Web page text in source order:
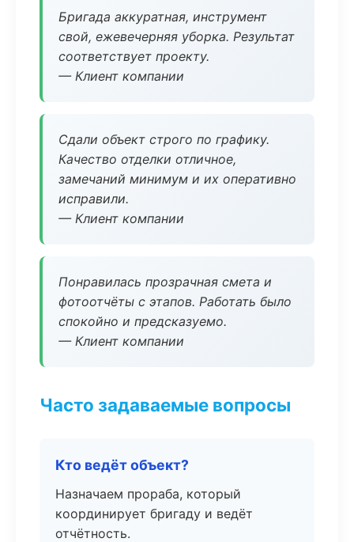
Бригада аккуратная, инструмент
свой, ежевечерняя уборка. Результат
соответствует проекту.
— Клиент компании
Сдали объект строго по графику.
Качество отделки отличное,
замечаний минимум и их оперативно
исправили.
— Клиент компании
Понравилась прозрачная смета и
фотоотчёты с этапов. Работать было
спокойно и предсказуемо.
— Клиент компании
Часто задаваемые вопросы
Кто ведёт объект?
Назначаем прораба, который
координирует бригаду и ведёт
отчётность.